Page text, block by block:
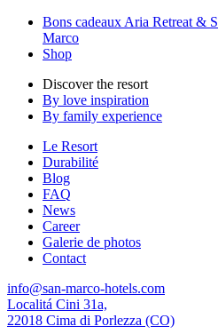
Bons cadeaux Aria Retreat &
Marco
Shop
Discover the resort
By love inspiration
By family experience
Le Resort
Durabilité
Blog
FAQ
News
Career
Galerie de photos
Contact
info@san-marco-hotels.com
Localitá Cini 31a,
22018 Cima di Porlezza (CO)